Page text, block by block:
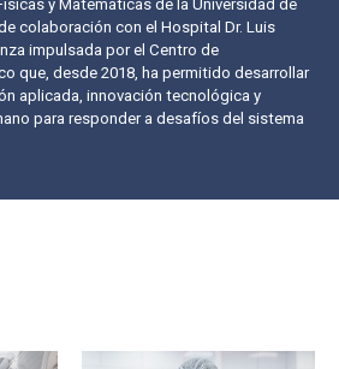
y Matemáticas de la Universidad de
colaboración con el Hospital Dr. Luis
impulsada por el Centro de
que, desde 2018, ha permitido desarrollar
aplicada, innovación tecnológica y
para responder a desafíos del sistema